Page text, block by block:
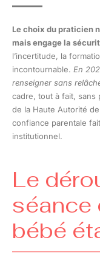
Le choix du praticien
mais engage la
l’incertitude, la
incontournable. En
renseigner sans
cadre, tout à fait, sans
de la Haute Autorité
confiance parentale
institutionnel.
Le
séance
bébé